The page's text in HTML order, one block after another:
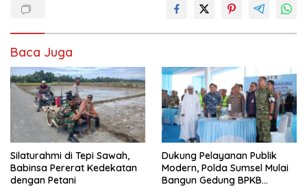
Baca Juga
Silaturahmi di Tepi Sawah,
Babinsa Pererat Kedekatan
dengan Petani
Dukung Pelayanan Publik
Modern, Polda Sumsel Mulai
Bangun Gedung BPKB